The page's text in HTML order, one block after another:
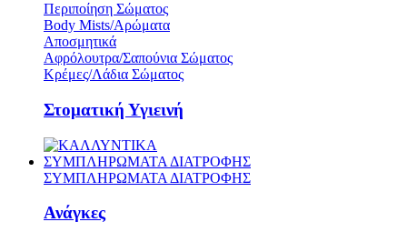
Περιποίηση Σώματος
Body Mists/Αρώματα
Αποσμητικά
Αφρόλουτρα/Σαπούνια Σώματος
Κρέμες/Λάδια Σώματος
Στοματική Υγιεινή
ΣΥΜΠΛΗΡΩΜΑΤΑ ΔΙΑΤΡΟΦΗΣ
ΣΥΜΠΛΗΡΩΜΑΤΑ ΔΙΑΤΡΟΦΗΣ
Ανάγκες